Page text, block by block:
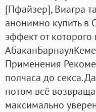
[Пфайзер], Виагра
анонимно купить в
эффект от
Применения
полчаса до секса.
потом всё
максимально